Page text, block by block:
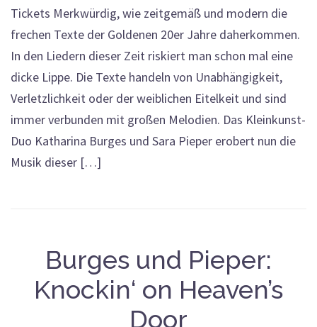
Tickets Merkwürdig, wie zeitgemäß und modern die
frechen Texte der Goldenen 20er Jahre daherkommen.
In den Liedern dieser Zeit riskiert man schon mal eine
dicke Lippe. Die Texte handeln von Unabhängigkeit,
Verletzlichkeit oder der weiblichen Eitelkeit und sind
immer verbunden mit großen Melodien. Das Kleinkunst-
Duo Katharina Burges und Sara Pieper erobert nun die
Musik dieser […]
Burges und Pieper:
Knockin‘ on Heaven’s
Door